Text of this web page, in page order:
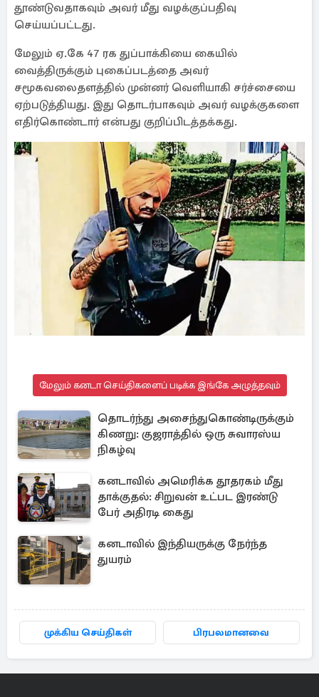
தூண்டுவதாகவும் அவர் மீது வழக்குப்பதிவு
செய்யப்பட்டது.
மேலும் ஏ.கே 47 ரக துப்பாக்கியை கையில்
வைத்திருக்கும் புகைப்படத்தை அவர்
சமூகவலைதளத்தில் முன்னர் வெளியாகி சர்ச்சையை
ஏற்படுத்தியது. இது தொடர்பாகவும் அவர் வழக்குகளை
எதிர்கொண்டார் என்பது குறிப்பிடத்தக்கது.
மேலும் கனடா செய்திகளைப் படிக்க இங்கே அழுத்தவும்
தொடர்ந்து அசைந்துகொண்டிருக்கும்
கிணறு: குஜராத்தில் ஒரு சுவாரஸ்ய
நிகழ்வு
கனடாவில் அமெரிக்க தூதரகம் மீது
தாக்குதல்: சிறுவன் உட்பட இரண்டு
பேர் அதிரடி கைது
கனடாவில் இந்தியருக்கு நேர்ந்த
துயரம்
முக்கிய செய்திகள் பிரபலமானவை